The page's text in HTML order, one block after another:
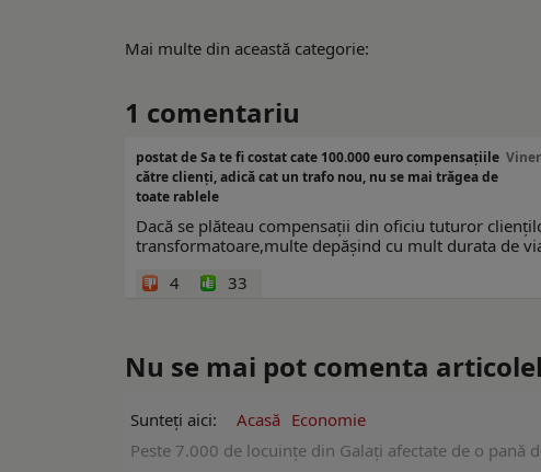
Mai multe din această categorie:
1 comentariu
postat de Sa te fi costat cate 100.000 euro compensațiile
către clienți, adică cat un trafo nou, nu se mai trăgea de
toate rablele
Dacă se plăteau compensații din oficiu tuturor
transformatoare,multe depășind cu mult durata de
4
33
Nu se mai pot comenta
Sunteți aici: Acasă Economie
Peste 7.000 de locuințe din Galați afectate de o pană